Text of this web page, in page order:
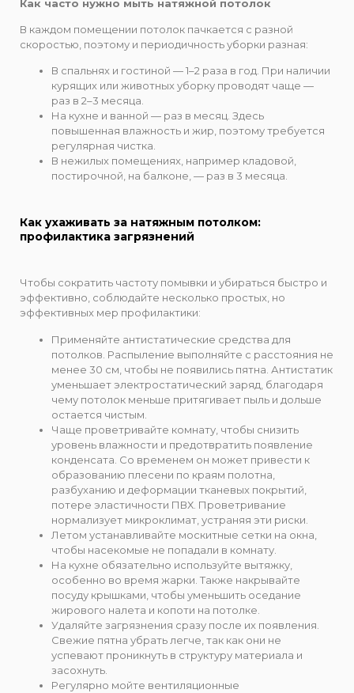
Как часто нужно мыть натяжной потолок
В каждом помещении потолок пачкается с разной
скоростью, поэтому и периодичность уборки разная:
В спальнях и гостиной — 1–2 раза в год. При наличии
курящих или животных уборку проводят чаще —
раз в 2–3 месяца.
На кухне и ванной — раз в месяц. Здесь
повышенная влажность и жир, поэтому требуется
регулярная чистка.
В нежилых помещениях, например кладовой,
постирочной, на балконе, — раз в 3 месяца.
Как ухаживать за натяжным потолком:
профилактика загрязнений
Чтобы сократить частоту помывки и убираться быстро и
эффективно, соблюдайте несколько простых, но
эффективных мер профилактики:
Применяйте антистатические средства для
потолков. Распыление выполняйте с расстояния не
менее 30 см, чтобы не появились пятна. Антистатик
уменьшает электростатический заряд, благодаря
чему потолок меньше притягивает пыль и дольше
остается чистым.
Чаще проветривайте комнату, чтобы снизить
уровень влажности и предотвратить появление
конденсата. Со временем он может привести к
образованию плесени по краям полотна,
разбуханию и деформации тканевых покрытий,
потере эластичности ПВХ. Проветривание
нормализует микроклимат, устраняя эти риски.
Летом устанавливайте москитные сетки на окна,
чтобы насекомые не попадали в комнату.
На кухне обязательно используйте вытяжку,
особенно во время жарки. Также накрывайте
посуду крышками, чтобы уменьшить оседание
жирового налета и копоти на потолке.
Удаляйте загрязнения сразу после их появления.
Свежие пятна убрать легче, так как они не
успевают проникнуть в структуру материала и
засохнуть.
Регулярно мойте вентиляционные